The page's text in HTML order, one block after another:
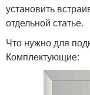
установить
отдельной статье.
Что нужно для
Комплектующие: